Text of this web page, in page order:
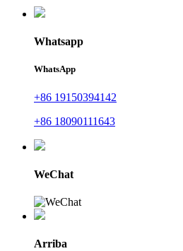
Whatsapp
WhatsApp
+86 19150394142
+86 18090111643
WeChat
Arriba